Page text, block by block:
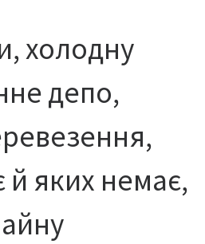
холодну
депо,
й яких немає,